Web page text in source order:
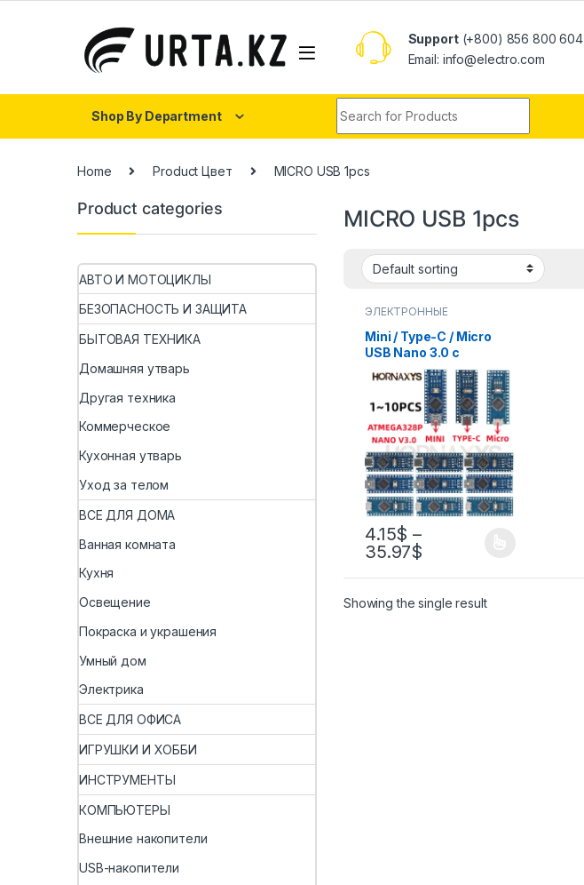
Support(+800) 856 800 604
Email: info@electro.com
Shop By Department
Home Product Цвет MICRO USB 1pcs
MICRO USB 1pcs
ЭЛЕКТРОННЫЕ
Mini / Type-C / Micro
USB Nano 3.0 с
загрузчиком,
совместимым нано-
контроллером для
arduino CH340, USB-
драйвер 16 МГц,
ATMEGA328P
4.15$ –
35.97$
Showing the single result
Product categories
АВТО И МОТОЦИКЛЫ
БЕЗОПАСНОСТЬ И ЗАЩИТА
БЫТОВАЯ ТЕХНИКА
Домашняя утварь
Другая техника
Коммерческое
Кухонная утварь
Уход за телом
ВСЕ ДЛЯ ДОМА
Ванная комната
Кухня
Освещение
Покраска и украшения
Умный дом
Электрика
ВСЕ ДЛЯ ОФИСА
ИГРУШКИ И ХОББИ
ИНСТРУМЕНТЫ
КОМПЬЮТЕРЫ
Внешние накопители
USB-накопители